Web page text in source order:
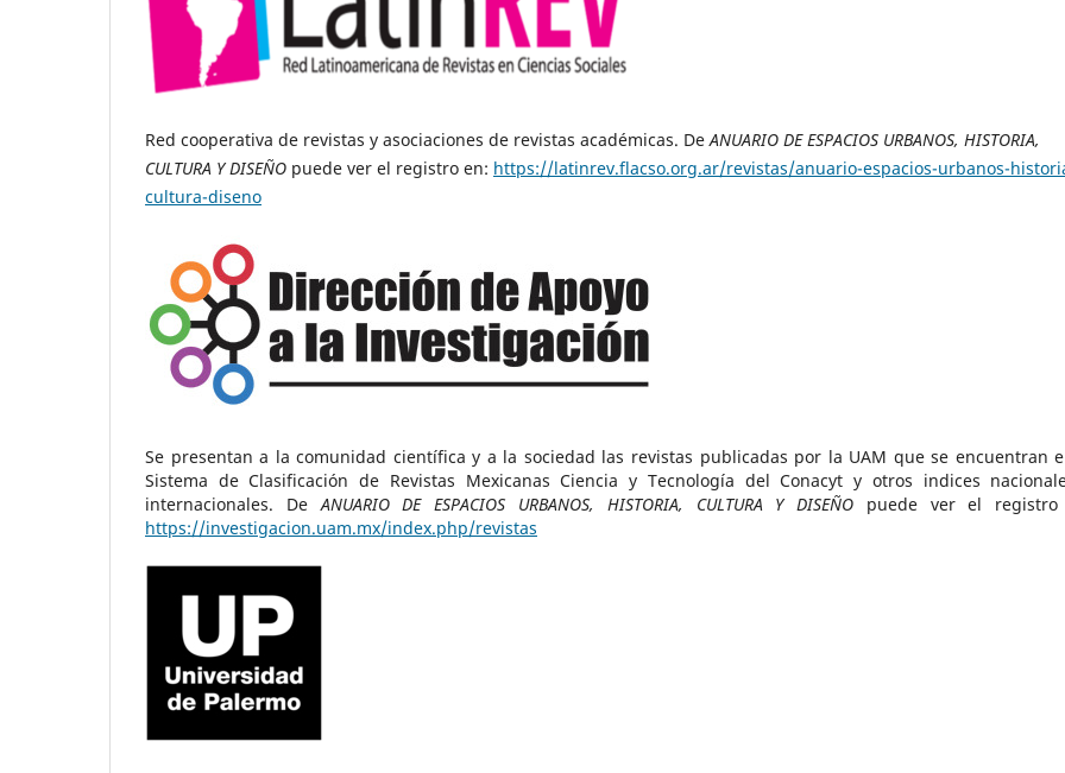
Red cooperativa de revistas y asociaciones de revistas académicas. DeANUARIO DE ESPACIOS URBANOS, HISTORIA,
CULTURA Y DISEÑO puede ver el registro en: https://latinrev.flacso.org.ar/revistas/anuario-espacios-urbanos-
cultura-diseno
Se presentan a la comunidad científica y a la sociedad las revistas publicadas por la UAM que se encuentran
Sistema de Clasificación de Revistas Mexicanas Ciencia y Tecnología del Conacyt y otros indices
internacionales. DeANUARIO DE ESPACIOS URBANOS, HISTORIA, CULTURA Y DISEÑO
puede ver el registro
https://investigacion.uam.mx/index.php/revistas